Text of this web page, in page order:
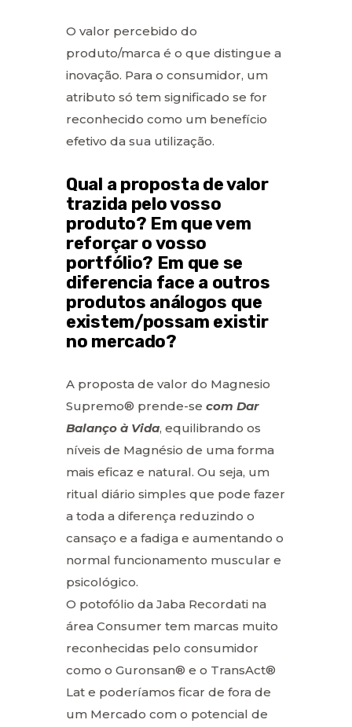
O valor percebido do
produto/marca é o que distingue a
inovação. Para o consumidor, um
atributo só tem significado se for
reconhecido como um benefício
efetivo da sua utilização.
Qual a proposta de valor
trazida pelo vosso
produto? Em que vem
reforçar o vosso
portfólio? Em que se
diferencia face a outros
produtos análogos que
existem/possam existir
no mercado?
A proposta de valor do Magnesio
Supremo® prende-se com Dar
Balanço à Vida, equilibrando os
níveis de Magnésio de uma forma
mais eficaz e natural. Ou seja, um
ritual diário simples que pode fazer
a toda a diferença reduzindo o
cansaço e a fadiga e aumentando o
normal funcionamento muscular e
psicológico.
O potofólio da Jaba Recordati na
área Consumer tem marcas muito
reconhecidas pelo consumidor
como o Guronsan® e o TransAct®
Lat e poderíamos ficar de fora de
um Mercado com o potencial de